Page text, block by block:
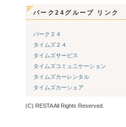
パーク24グループ リンク
パーク２４
タイムズ２４
タイムズサービス
タイムズコミュニケーション
タイムズカーレンタル
タイムズカーシェア
(C) RESTA All Rights Reserved.